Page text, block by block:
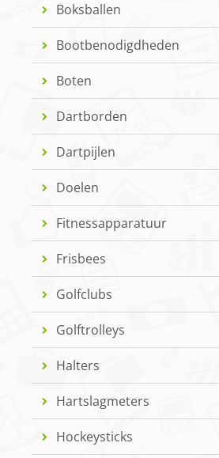
Boksballen
Bootbenodigdheden
Boten
Dartborden
Dartpijlen
Doelen
Fitnessapparatuur
Frisbees
Golfclubs
Golftrolleys
Halters
Hartslagmeters
Hockeysticks